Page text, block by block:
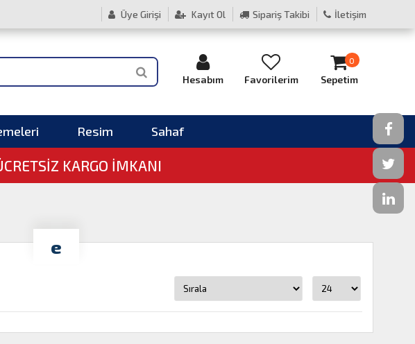
Üye Girişi Kayıt Ol Sipariş Takibi İletişim
Hesabım Favorilerim Sepetim
0
Resim Sahaf
KARGO İMKANI
e